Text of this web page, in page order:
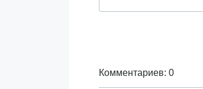
Комментариев: 0